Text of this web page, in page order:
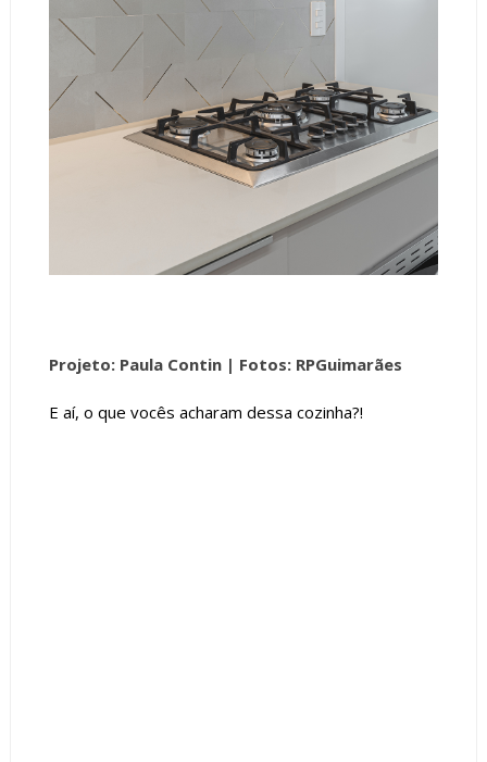
Projeto: Paula Contin | Fotos: RPGuimarães
E aí, o que vocês acharam dessa cozinha?!